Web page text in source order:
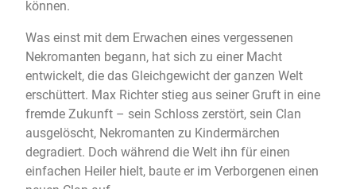
können.
Was einst mit dem Erwachen eines vergessenen
Nekromanten begann, hat sich zu einer Macht
entwickelt, die das Gleichgewicht der ganzen Welt
erschüttert. Max Richter stieg aus seiner Gruft in eine
fremde Zukunft – sein Schloss zerstört, sein Clan
ausgelöscht, Nekromanten zu Kindermärchen
degradiert. Doch während die Welt ihn für einen
einfachen Heiler hielt, baute er im Verborgenen einen